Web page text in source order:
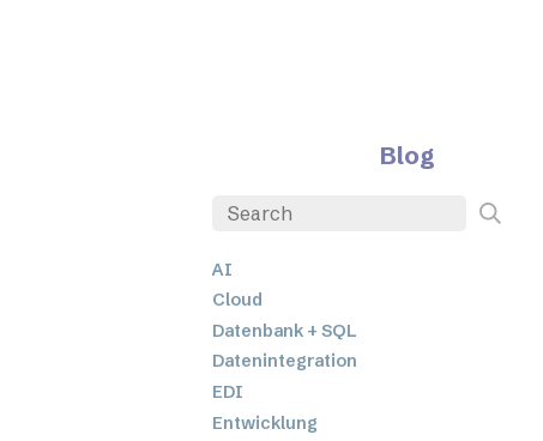
Blog
AI
Cloud
Datenbank + SQL
Datenintegration
EDI
Entwicklung